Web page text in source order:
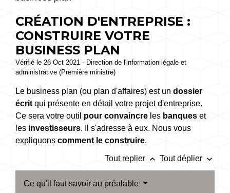
CRÉATION D'ENTREPRISE :
CONSTRUIRE VOTRE
BUSINESS PLAN
Vérifié le 26 Oct 2021 - Direction de l'information légale et
administrative (Première ministre)
Le business plan (ou plan d'affaires) est un dossier
écrit qui présente en détail votre projet d'entreprise.
Ce sera votre outil pour convaincre les banques et
les investisseurs. Il s'adresse à eux. Nous vous
expliquons comment le construire.
Tout replier keyboard_arrow_up Tout déplier keyboard_arrow_down
Ce qu'il faut savoir au préalable